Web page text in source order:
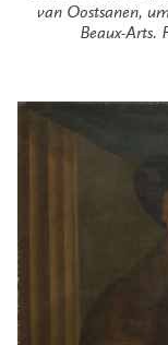
van Oostsanen,
Beaux-Arts.